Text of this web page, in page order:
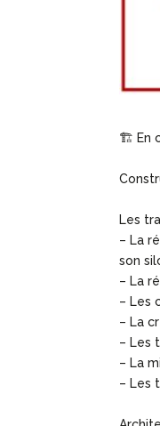
🏗 En
Les
– La
son
– La
– Les
– La
– Les
– La
– Les